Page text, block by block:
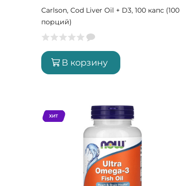
Carlson, Cod Liver Oil + D3, 100 капс (100
порций)
В корзину
ХИТ